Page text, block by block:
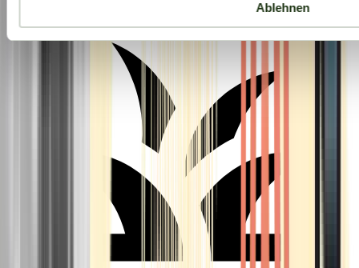
Ablehnen